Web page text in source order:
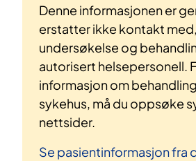
Denne informasjonen er
erstatter ikke kontakt
undersøkelse og
autorisert helsepersonell.
informasjon om
sykehus, må du oppsøke
nettsider.
Se pasientinformasjon fra